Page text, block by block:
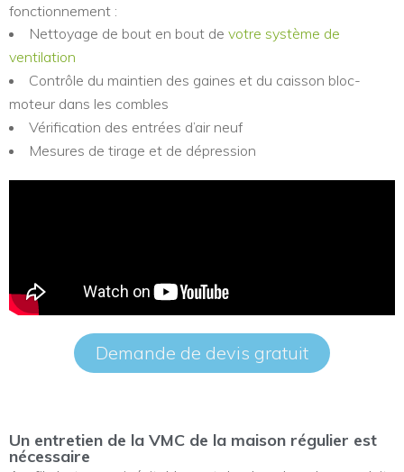
fonctionnement :
Nettoyage de bout en bout de votre système de
ventilation
Contrôle du maintien des gaines et du caisson bloc-
moteur dans les combles
Vérification des entrées d’air neuf
Mesures de tirage et de dépression
Demande de devis gratuit
Un entretien de la VMC de la maison régulier est
nécessaire